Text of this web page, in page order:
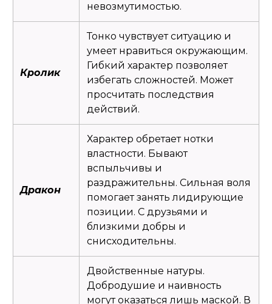
невозмутимостью.
Кролик
Тонко чувствует ситуацию и
умеет нравиться окружающим.
Гибкий характер позволяет
избегать сложностей. Может
просчитать последствия
действий.
Дракон
Характер обретает нотки
властности. Бывают
вспыльчивы и
раздражительны. Сильная воля
помогает занять лидирующие
позиции. С друзьями и
близкими добры и
снисходительны.
Двойственные натуры.
Добродушие и наивность
могут оказаться лишь маской. В